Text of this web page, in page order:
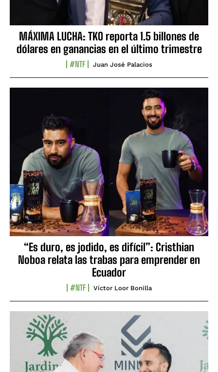
MÁXIMA LUCHA: TKO reporta 1.5 billones de
dólares en ganancias en el último trimestre
#NTF Juan José Palacios
“Es duro, es jodido, es difícil”: Cristhian
Noboa relata las trabas para emprender en
Ecuador
#NTF Víctor Loor Bonilla